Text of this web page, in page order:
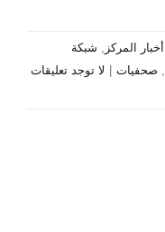
أخبار المركز , شبكة
, صحفيات
لا توجد تعليقات